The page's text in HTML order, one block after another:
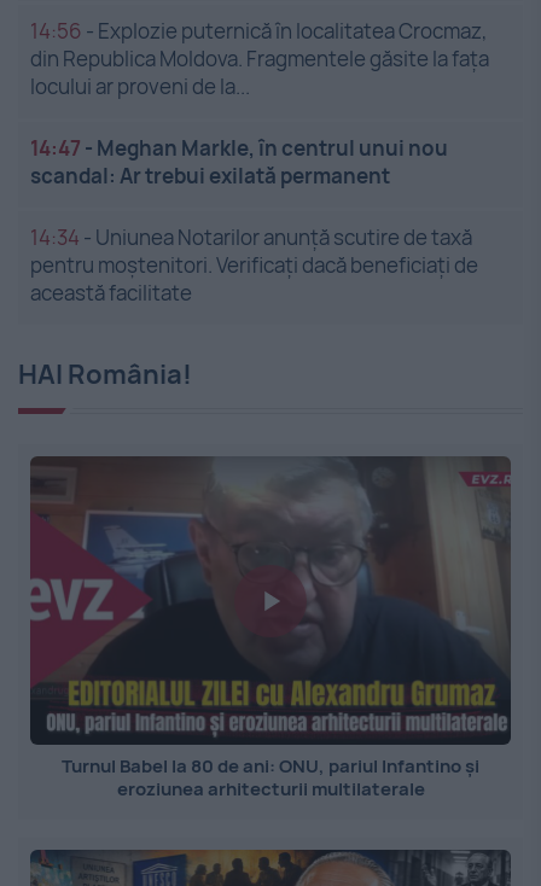
14:56 - Explozie puternică în localitatea Crocmaz,
din Republica Moldova. Fragmentele găsite la fața
locului ar proveni de la...
14:47 - Meghan Markle, în centrul unui nou
scandal: Ar trebui exilată permanent
14:34 - Uniunea Notarilor anunță scutire de taxă
pentru moștenitori. Verificați dacă beneficiați de
această facilitate
HAI România!
Turnul Babel la 80 de ani: ONU, pariul Infantino și
eroziunea arhitecturii multilaterale